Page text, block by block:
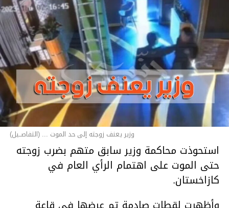
وزير يعنف زوجته إلى حد الموت ... (التفاصــيل)
استحوذت محاكمة وزير سابق متهم بضرب زوجته
حتى الموت على اهتمام الرأي العام في
كازاخستان.